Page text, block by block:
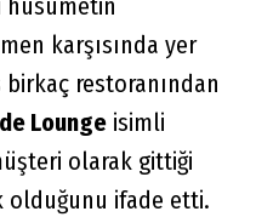
husumetin
karşısında yer
birkaç restoranından
Lounge isimli
olarak gittiği
olduğunu ifade etti.